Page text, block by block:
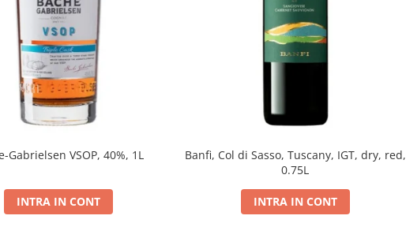
Gabrielsen VSOP, 40%, 1L
INTRA IN CONT
Banfi, Col di Sasso, Tuscany, IGT, dry, red,
0.75L
INTRA IN CONT